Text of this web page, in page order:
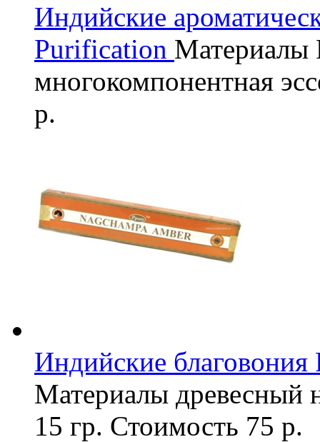
Индийские
Purification Материалы
многокомпонентная
р.
Индийские благовония
Материалы древесный
15 гр. Стоимость 75 р.